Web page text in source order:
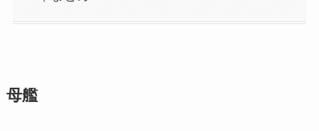
母艦